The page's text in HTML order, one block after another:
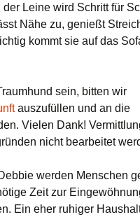
Leine wird Schritt für
Nähe zu, genießt
kommt sie auf das
sein, bitten wir
auszufüllen und an die
Vielen Dank!
nicht bearbeitet
werden Menschen
Zeit zur
Ein eher ruhiger